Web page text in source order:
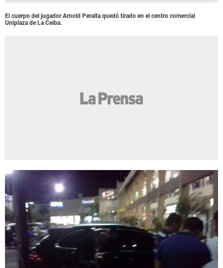
El cuerpo del jugador Arnold Peralta quedó tirado en el centro comercial
Uniplaza de La Ceiba.